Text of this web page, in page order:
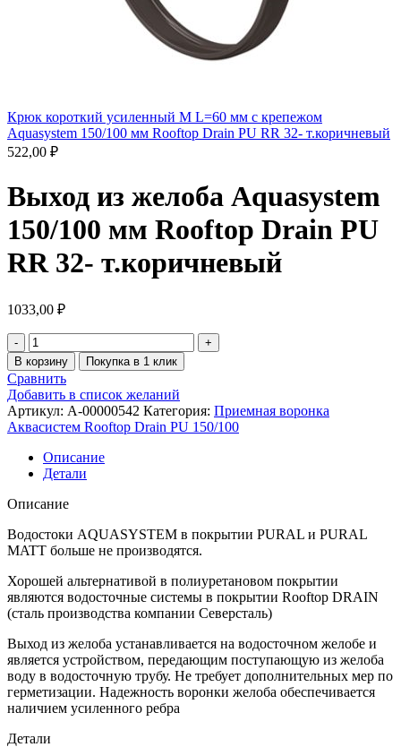
Крюк короткий усиленный M L=60 мм с крепежом
Aquasystem 150/100 мм Rooftop Drain PU RR 32- т.коричневый
522,00 ₽
Выход из желоба Aquasystem
150/100 мм Rooftop Drain PU
RR 32- т.коричневый
1033,00 ₽
В корзину Покупка в 1 клик
Сравнить
Добавить в список желаний
Артикул: A-00000542 Категория: Приемная воронка
Аквасистем Rooftop Drain PU 150/100
Описание
Детали
Описание
Водостоки AQUASYSTEM в покрытии PURAL и PURAL
MATT больше не производятся.
Хорошей альтернативой в полиуретановом покрытии
являются водосточные системы в покрытии Rooftop DRAIN
(сталь производства компании Северсталь)
Выход из желоба устанавливается на водосточном желобе и
является устройством, передающим поступающую из желоба
воду в водосточную трубу. Не требует дополнительных мер по
герметизации. Надежность воронки желоба обеспечивается
наличием усиленного ребра
Детали